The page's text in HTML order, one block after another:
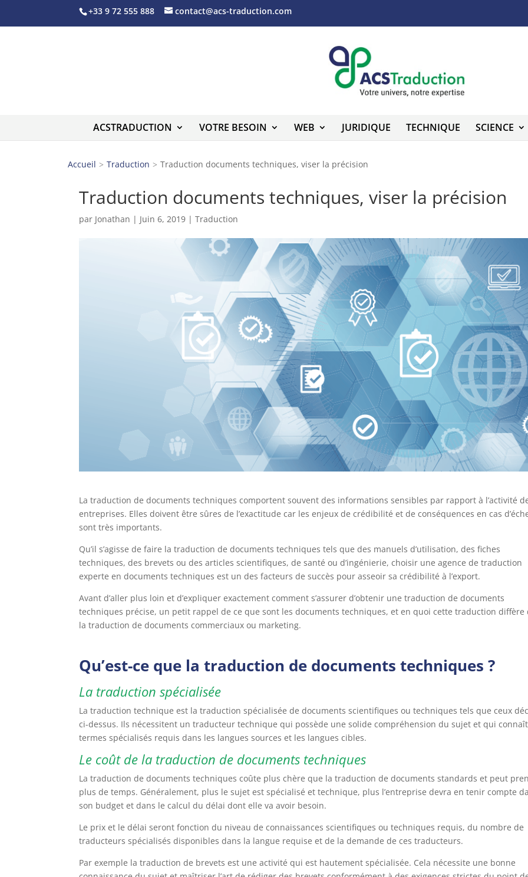
+33 9 72 555 888 contact@acs-traduction.com
ACSTRADUCTION VOTRE BESOIN WEB JURIDIQUE TECHNIQUE SCIENCE
Accueil Traduction Traduction documents techniques, viser la précision
Traduction documents techniques, viser la précision
par Jonathan | Juin 6, 2019 |Traduction
La traduction de documents techniques comportent souvent des informations sensibles par rapport à l’activité
entreprises. Elles doivent être sûres de l’exactitude car les enjeux de crédibilité et de conséquences en cas
sont très importants.
Qu’il s’agisse de faire la traduction de documents techniques tels que des manuels d’utilisation, des fiches
techniques, des brevets ou des articles scientifiques, de santé ou d’ingénierie, choisir une agence de traduction
experte en documents techniques est un des facteurs de succès pour asseoir sa crédibilité à l’export.
Avant d’aller plus loin et d’expliquer exactement comment s’assurer d’obtenir une traduction de documents
techniques précise, un petit rappel de ce que sont les documents techniques, et en quoi cette traduction diffère
la traduction de documents commerciaux ou marketing.
Qu’est-ce que la traduction de documents techniques ?
La traduction spécialisée
La traduction technique est la traduction spécialisée de documents scientifiques ou techniques tels que ceux
ci-dessus. Ils nécessitent un traducteur technique qui possède une solide compréhension du sujet et qui
termes spécialisés requis dans les langues sources et les langues cibles.
Le coût de la traduction de documents techniques
La traduction de documents techniques coûte plus chère que la traduction de documents standards et peut
plus de temps. Généralement, plus le sujet est spécialisé et technique, plus l’entreprise devra en tenir compte
son budget et dans le calcul du délai dont elle va avoir besoin.
Le prix et le délai seront fonction du niveau de connaissances scientifiques ou techniques requis, du nombre de
traducteurs spécialisés disponibles dans la langue requise et de la demande de ces traducteurs.
Par exemple la traduction de brevets est une activité qui est hautement spécialisée. Cela nécessite une bonne